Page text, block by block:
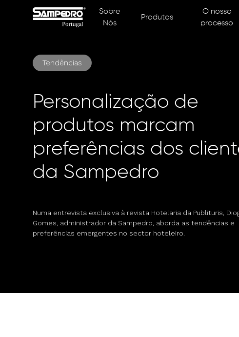
Sobre
Nós
Produtos
O nosso
processo
Tendências
Personalização de
produtos marcam
preferências dos
da Sampedro
Numa entrevista exclusiva à revista Hotelaria da Publituris,
Gomes, administrador da Sampedro, aborda as tendências e
preferências emergentes no sector hoteleiro.